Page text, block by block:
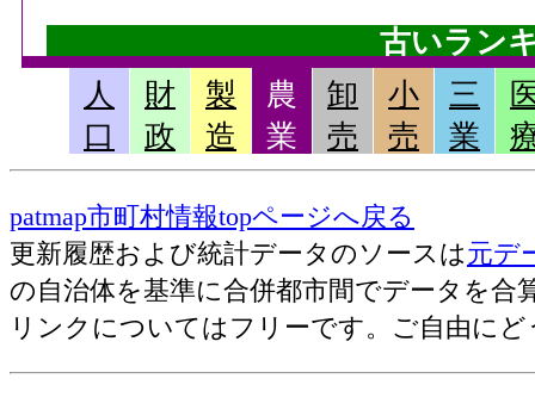
古いラン
畜産産出額・小計[千万円](2006)
果実産出額[千万円](2006)
耕種産出額・小計[千万円](2006)
農業産出額・総計[千万円](2006)
野菜産出額[千万円](2006)
売上(収入)金額[百万円](2012)
人
口
財
政
製
造
農
業
卸
売
小
売
三
業
patmap市町村情報topページへ戻る
更新履歴および統計データのソースは元デ
の自治体を基準に合併都市間でデータを合
リンクについてはフリーです。ご自由にど